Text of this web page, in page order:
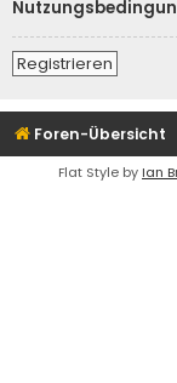
Registrieren
Foren-Übersicht
Flat Style by Ian